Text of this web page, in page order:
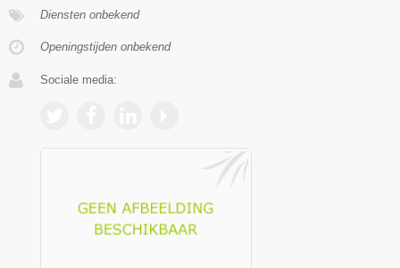
Diensten onbekend
Openingstijden onbekend
Sociale media: